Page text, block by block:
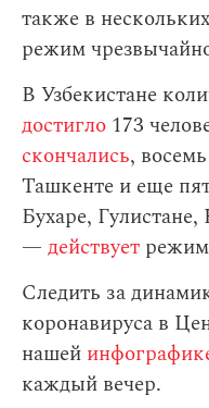
также в
режим
В Узбекистане
достигло 173
скончались,
Ташкенте и еще
Бухаре,
— действует
Следить за
коронавируса в
нашей
каждый вечер.